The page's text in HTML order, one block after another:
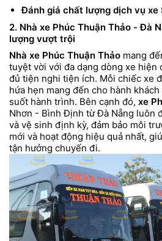
Đánh giá chất lượng dịch vụ xe
2. Nhà xe Phúc Thuận Thảo - Đà
lượng vượt trội
Nhà xe Phúc Thuận Thảo mang
tuyệt vời với đa dạng dòng xe hiện
đủ tiện nghi tiện ích. Mỗi chiếc xe
hứa hẹn mang đến cho hành
suốt hành trình. Bên cạnh đó, xe
Nhơn - Bình Định từ Đà Nẵng luôn
và vệ sinh định kỳ, đảm bảo môi
mới và hoạt động hiệu quả nhất,
tận hưởng chuyến đi.